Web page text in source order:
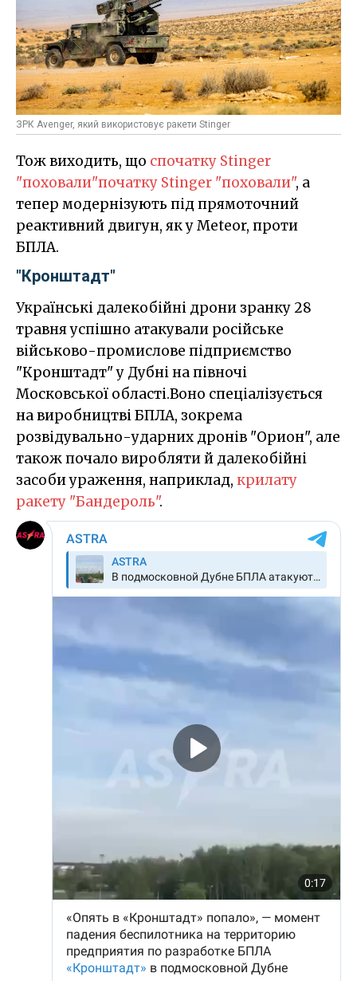
ЗРК Avenger, який використовує ракети Stinger
Тож виходить, що спочатку Stinger
"поховали"початку Stinger "поховали", а
тепер модернізують під прямоточний
реактивний двигун, як у Meteor, проти
БПЛА.
"Кронштадт"
Українські далекобійні дрони зранку 28
травня успішно атакували російське
військово-промислове підприємство
"Кронштадт" у Дубні на півночі
Московської області.Воно спеціалізується
на виробництві БПЛА, зокрема
розвідувально-ударних дронів "Орион", але
також почало виробляти й далекобійні
засоби ураження, наприклад, крилату
ракету "Бандероль".